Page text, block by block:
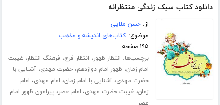
دانلود کتاب سبک زندگی منتظرانه
از:حسن ملایی
موضوع:کتاب‌های اندیشه و مذهب
۱۹۵ صفحه
برچسب‌ها: انتظار ظهور، انتظار فرج، فرهنگ انتظار، غیبت
امام زمان، ظهور امام دوازدهم،حضرت مهدی،آشنایی با
حضرت مهدی،آشنایی با امام زمان، امام مهدی، امام
زمان، غیبت حضرت مهدی، امام عصر، پیرامون ظهور امام
عصر